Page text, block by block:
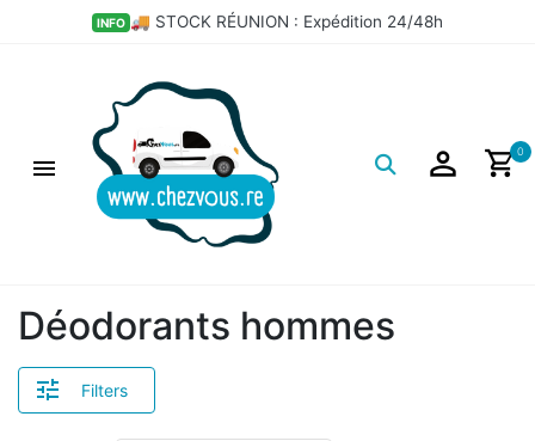
INFO 🚚 STOCK RÉUNION : Expédition 24/48h
0
Déodorants hommes
Filters
×